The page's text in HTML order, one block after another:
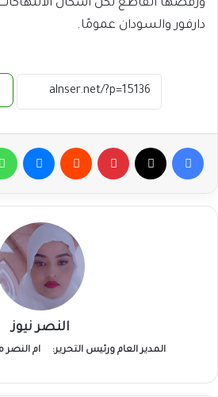
ورفضها القاطع لكل أشكال
دارفور والسودان عمومًا.
فيسبوك بينتيريست
النصر نيوز
المدير العام ورئيس التحرير: ام